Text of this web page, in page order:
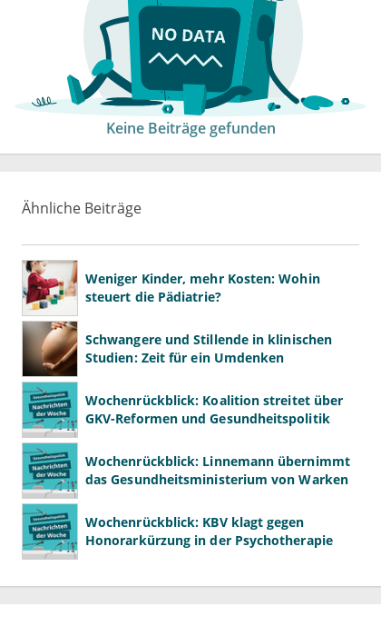
Keine Beiträge gefunden
Ähnliche Beiträge
Weniger Kinder, mehr Kosten: Wohin
steuert die Pädiatrie?
Schwangere und Stillende in klinischen
Studien: Zeit für ein Umdenken
Wochenrückblick: Koalition streitet über
GKV-Reformen und Gesundheitspolitik
Wochenrückblick: Linnemann übernimmt
das Gesundheitsministerium von Warken
Wochenrückblick: KBV klagt gegen
Honorarkürzung in der Psychotherapie